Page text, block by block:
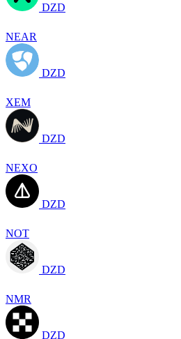
DZD
NEAR
DZD
XEM
DZD
NEXO
DZD
NOT
DZD
NMR
DZD